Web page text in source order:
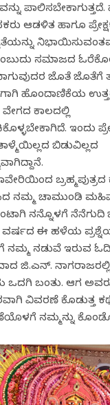
ಆಡಳಿತ ಹಾಗೂ
ಸಮಾಜದ
ಜೊತೆ ಜೊತೆಗೆ
ಹೊಂದಾಣಿಕೆಯ
ಕಾಲದಲ್ಲಿ
ಇಂದು
ಬಿಡುವಿಲ್ಲದ
ನಮ್ಮ ಚಾಮುಂಡಿ
ನನ್ನೊಳಗೆ ನೆನೆಗುದಿ
ವರ್ಷದ ಈ ಹಳೆಯ
ನಮ್ಮ ನಡುವೆ ಇರುವ
ಜಿ.ಎನ್.
ಬಂತು. ಆಗ
ವಿವರಣೆ ಕೊಡುತ್ತ
ನಮ್ಮನ್ನು